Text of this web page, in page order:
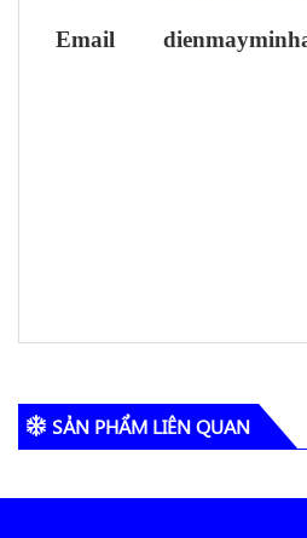
Email
SẢN PHẨM LIÊN QUAN